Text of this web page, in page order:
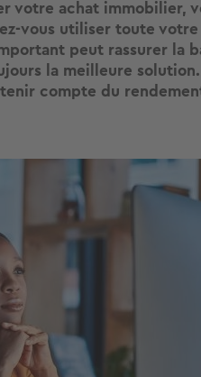
votre achat immobilier,
vous utiliser toute
peut rassurer la
la meilleure solution.
compte du